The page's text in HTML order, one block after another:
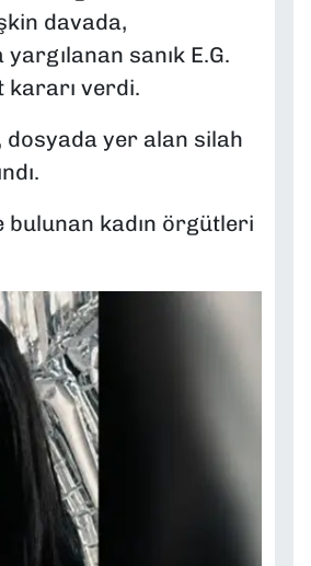
davada,
sanık E.G.
kararı verdi.
dosyada yer alan silah
bulunan kadın örgütleri